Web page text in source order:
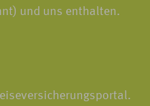
und uns enthalten.